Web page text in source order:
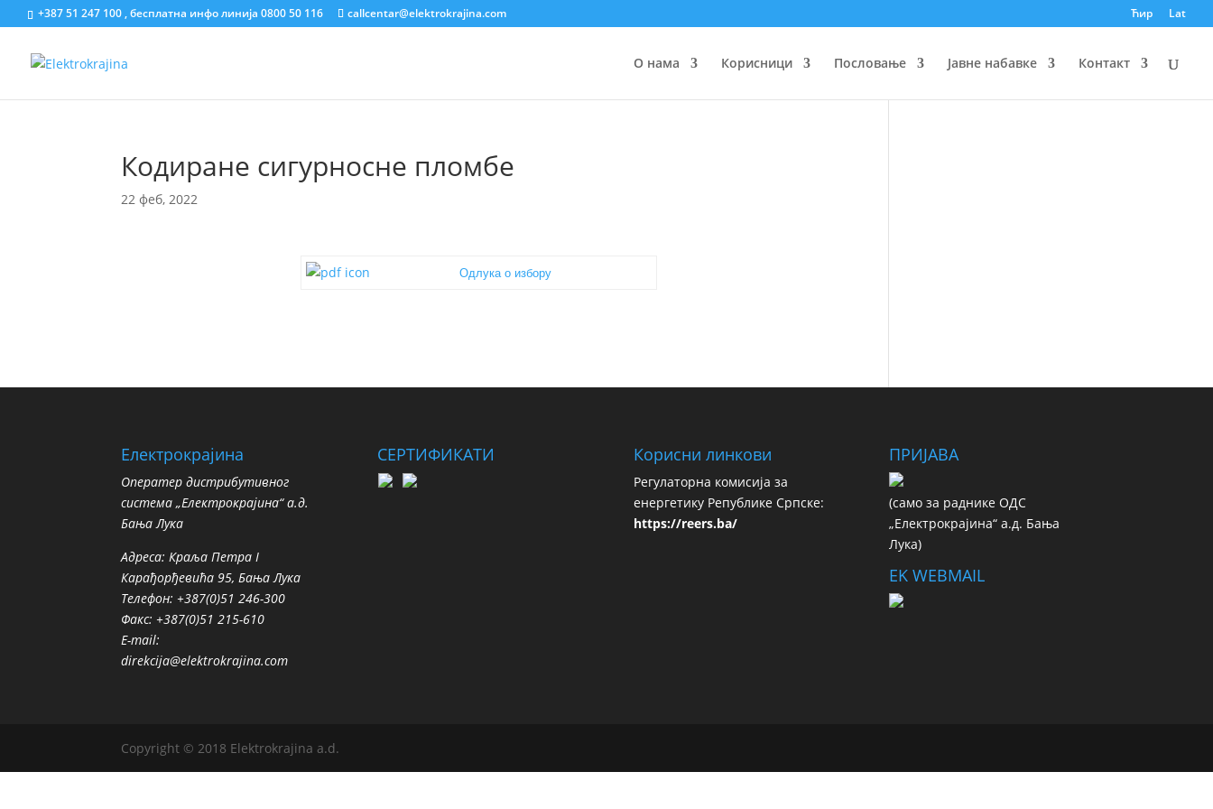
+387 51 247 100 , бесплатна инфо линија 0800 50 116 callcentar@elektrokrajina.com Ћир Lat
О нама Корисници Пословање Јавне набавке Контакт
Кодиране сигурносне пломбе
22 феб, 2022
Одлука о избору
Електрокрајина
Oператер дистрибутивног
система „Електрокрајина“ а.д.
Бања Лука
Адреса: Краља Петра I
Карађорђевића 95, Бања Лука
Телефон: +387(0)51 246-300
Факс: +387(0)51 215-610
E-mail:
direkcija@elektrokrajina.com
СЕРТИФИКАТИ Корисни линкови
Регулаторна комисија за
енергетику Републике Српске:
https://reers.ba/
ПРИЈАВА
(сaмo зa рaдникe ОДС
„Електрокрајина“ а.д. Бања
Лука)
EK WEBMAIL
Copyright © 2018 Elektrokrajina a.d.